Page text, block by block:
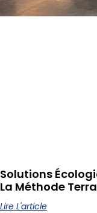
Solutions
La Méthode
Lire L'article